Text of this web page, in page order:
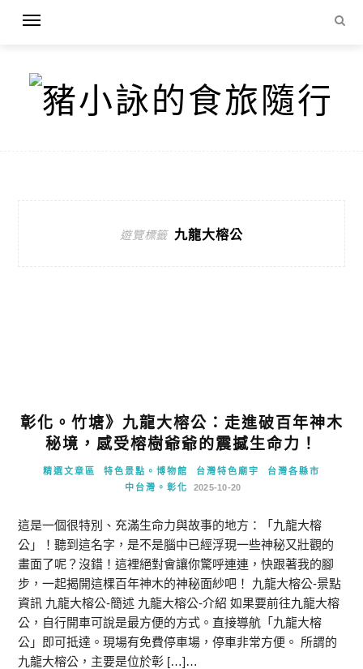
遊覽標籤 九龍大榕公
彰化。竹塘》九龍大榕公：走進破百年神木
秘境，感受榕樹爺爺的震撼生命力！
精選文章區 特色景點。博物館 台灣特色廟宇
台灣各縣市
中台灣。彰化
2025-10-20
這是一個很特別、充滿生命力與故事的地方：「九龍大榕
公」！聽到這名字，是不是腦中已經浮現一些神秘又壯觀的
畫面了呢？沒錯！這裡絕對會讓你驚呼連連，快跟著我的腳
步，一起揭開這棵百年神木的神秘面紗吧！ 九龍大榕公-景點
資訊 九龍大榕公-簡述 九龍大榕公-介紹 如果要前往九龍大榕
公，自行開車可說是最方便的方式。直接導航「九龍大榕
公」即可抵達。現場有免費停車場，停車非常方便。 所謂的
九龍大榕公，主要是位於彰 […]…